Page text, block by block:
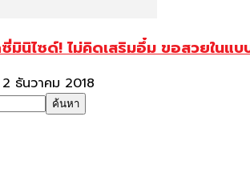
กซี่มินิไซด์! ไม่คิดเสริมอึ๋ม ขอสวยในแ
2 ธันวาคม 2018